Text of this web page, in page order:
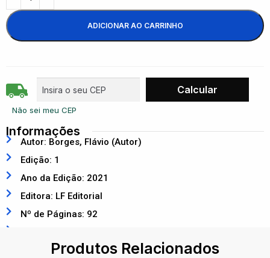
ADICIONAR AO CARRINHO
Não sei meu CEP
Informações
Autor: Borges, Flávio (Autor)
Edição: 1
Ano da Edição: 2021
Editora: LF Editorial
Nº de Páginas: 92
Produtos Relacionados